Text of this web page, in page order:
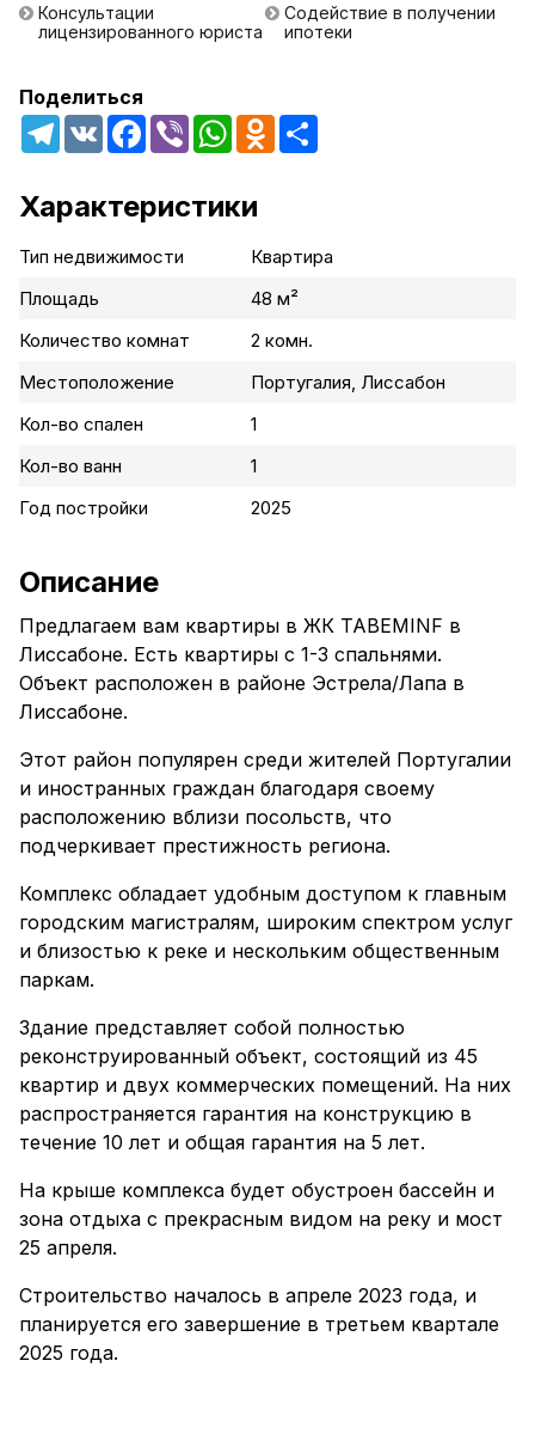
Консультации
лицензированного юриста
Содействие в получении
ипотеки
Поделиться
Telegram
VK Facebook
Viber WhatsAppOdnoklassniki
Характеристики
Тип недвижимости
Квартира
Площадь
48 м²
Количество комнат
2 комн.
Местоположение
Португалия, Лиссабон
Кол-во спален
1
Кол-во ванн
1
Год постройки
2025
Описание
Предлагаем вам квартиры в ЖК TABEMINF в
Лиссабоне. Есть квартиры с 1-3 спальнями.
Объект расположен в районе Эстрела/Лапа в
Лиссабоне.
Этот район популярен среди жителей Португалии
и иностранных граждан благодаря своему
расположению вблизи посольств, что
подчеркивает престижность региона.
Комплекс обладает удобным доступом к главным
городским магистралям, широким спектром услуг
и близостью к реке и нескольким общественным
паркам.
Здание представляет собой полностью
реконструированный объект, состоящий из 45
квартир и двух коммерческих помещений. На них
распространяется гарантия на конструкцию в
течение 10 лет и общая гарантия на 5 лет.
На крыше комплекса будет обустроен бассейн и
зона отдыха с прекрасным видом на реку и мост
25 апреля.
Строительство началось в апреле 2023 года, и
планируется его завершение в третьем квартале
2025 года.